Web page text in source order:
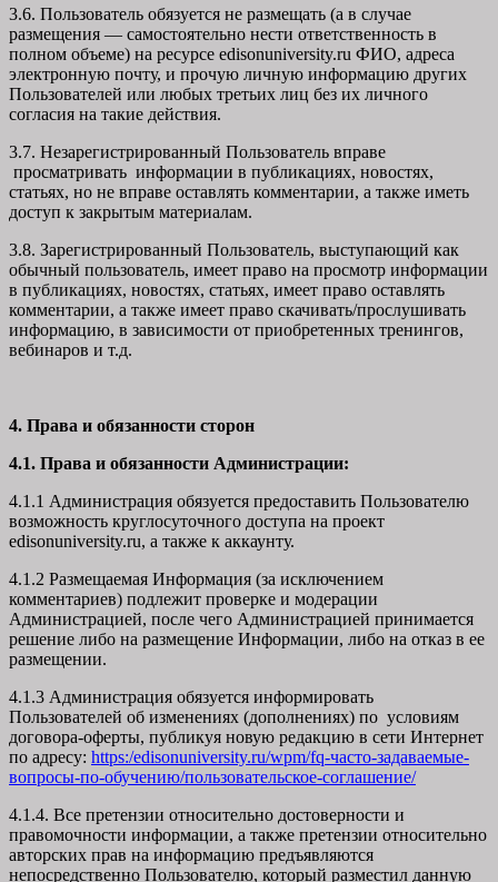
3.6. Пользователь обязуется не размещать (а в случае
размещения — самостоятельно нести ответственность в
полном объеме) на ресурсе edisonuniversity.ru ФИО, адреса
электронную почту, и прочую личную информацию других
Пользователей или любых третьих лиц без их личного
согласия на такие действия.
3.7. Незарегистрированный Пользователь вправе
просматривать информации в публикациях, новостях,
статьях, но не вправе оставлять комментарии, а также иметь
доступ к закрытым материалам.
3.8. Зарегистрированный Пользователь, выступающий как
обычный пользователь, имеет право на просмотр информации
в публикациях, новостях, статьях, имеет право оставлять
комментарии, а также имеет право скачивать/прослушивать
информацию, в зависимости от приобретенных тренингов,
вебинаров и т.д.
4. Права и обязанности сторон
4.1. Права и обязанности Администрации:
4.1.1 Администрация обязуется предоставить Пользователю
возможность круглосуточного доступа на проект
edisonuniversity.ru, а также к аккаунту.
4.1.2 Размещаемая Информация (за исключением
комментариев) подлежит проверке и модерации
Администрацией, после чего Администрацией принимается
решение либо на размещение Информации, либо на отказ в ее
размещении.
4.1.3 Администрация обязуется информировать
Пользователей об изменениях (дополнениях) по условиям
договора-оферты, публикуя новую редакцию в сети Интернет
по адресу: https:/edisonuniversity.ru/wpm/fq-часто-задаваемые-
вопросы-по-обучению/пользовательское-соглашение/
4.1.4. Все претензии относительно достоверности и
правомочности информации, а также претензии относительно
авторских прав на информацию предъявляются
непосредственно Пользователю, который разместил данную